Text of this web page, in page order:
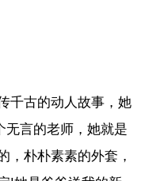
千古的动人故事，她
无言的老师，她就是
，朴朴素素的外套，